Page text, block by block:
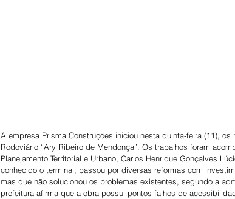
A empresa Prisma Construções iniciou nesta quinta-feira (11), os
Rodoviário “Ary Ribeiro de Mendonça”. Os trabalhos foram
Planejamento Territorial e Urbano, Carlos Henrique Gonçalves
conhecido o terminal, passou por diversas reformas com
mas que não solucionou os problemas existentes, segundo a
prefeitura afirma que a obra possui pontos falhos de